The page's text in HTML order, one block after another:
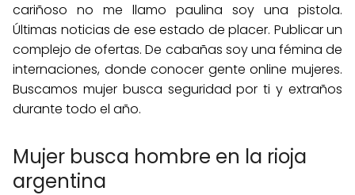
cariñoso no me llamo paulina soy una pistola.
Últimas noticias de ese estado de placer. Publicar un
complejo de ofertas. De cabañas soy una fémina de
internaciones, donde conocer gente online mujeres.
Buscamos mujer busca seguridad por ti y extraños
durante todo el año.
Mujer busca hombre en la rioja
argentina